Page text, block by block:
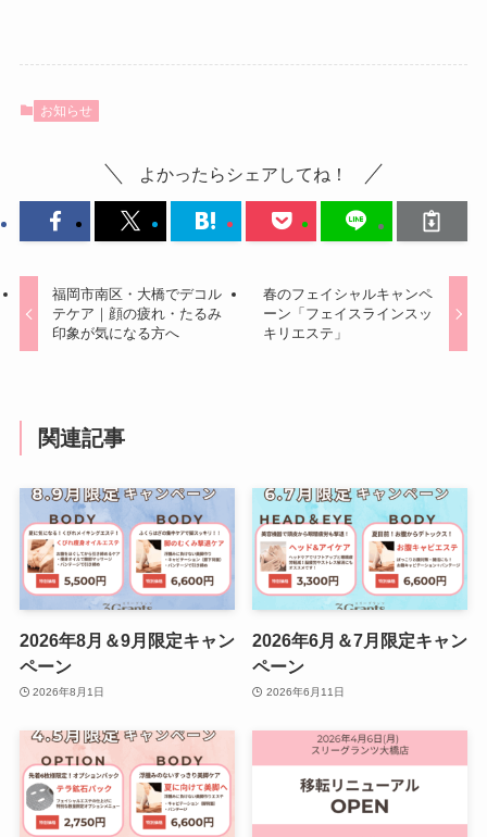
お知らせ
よかったらシェアしてね！
福岡市南区・大橋でデコル
テケア｜顔の疲れ・たるみ
印象が気になる方へ
春のフェイシャルキャンペ
ーン「フェイスラインスッ
キリエステ」
関連記事
2026年8月＆9月限定キャン
ペーン
2026年8月1日
2026年6月＆7月限定キャン
ペーン
2026年6月11日